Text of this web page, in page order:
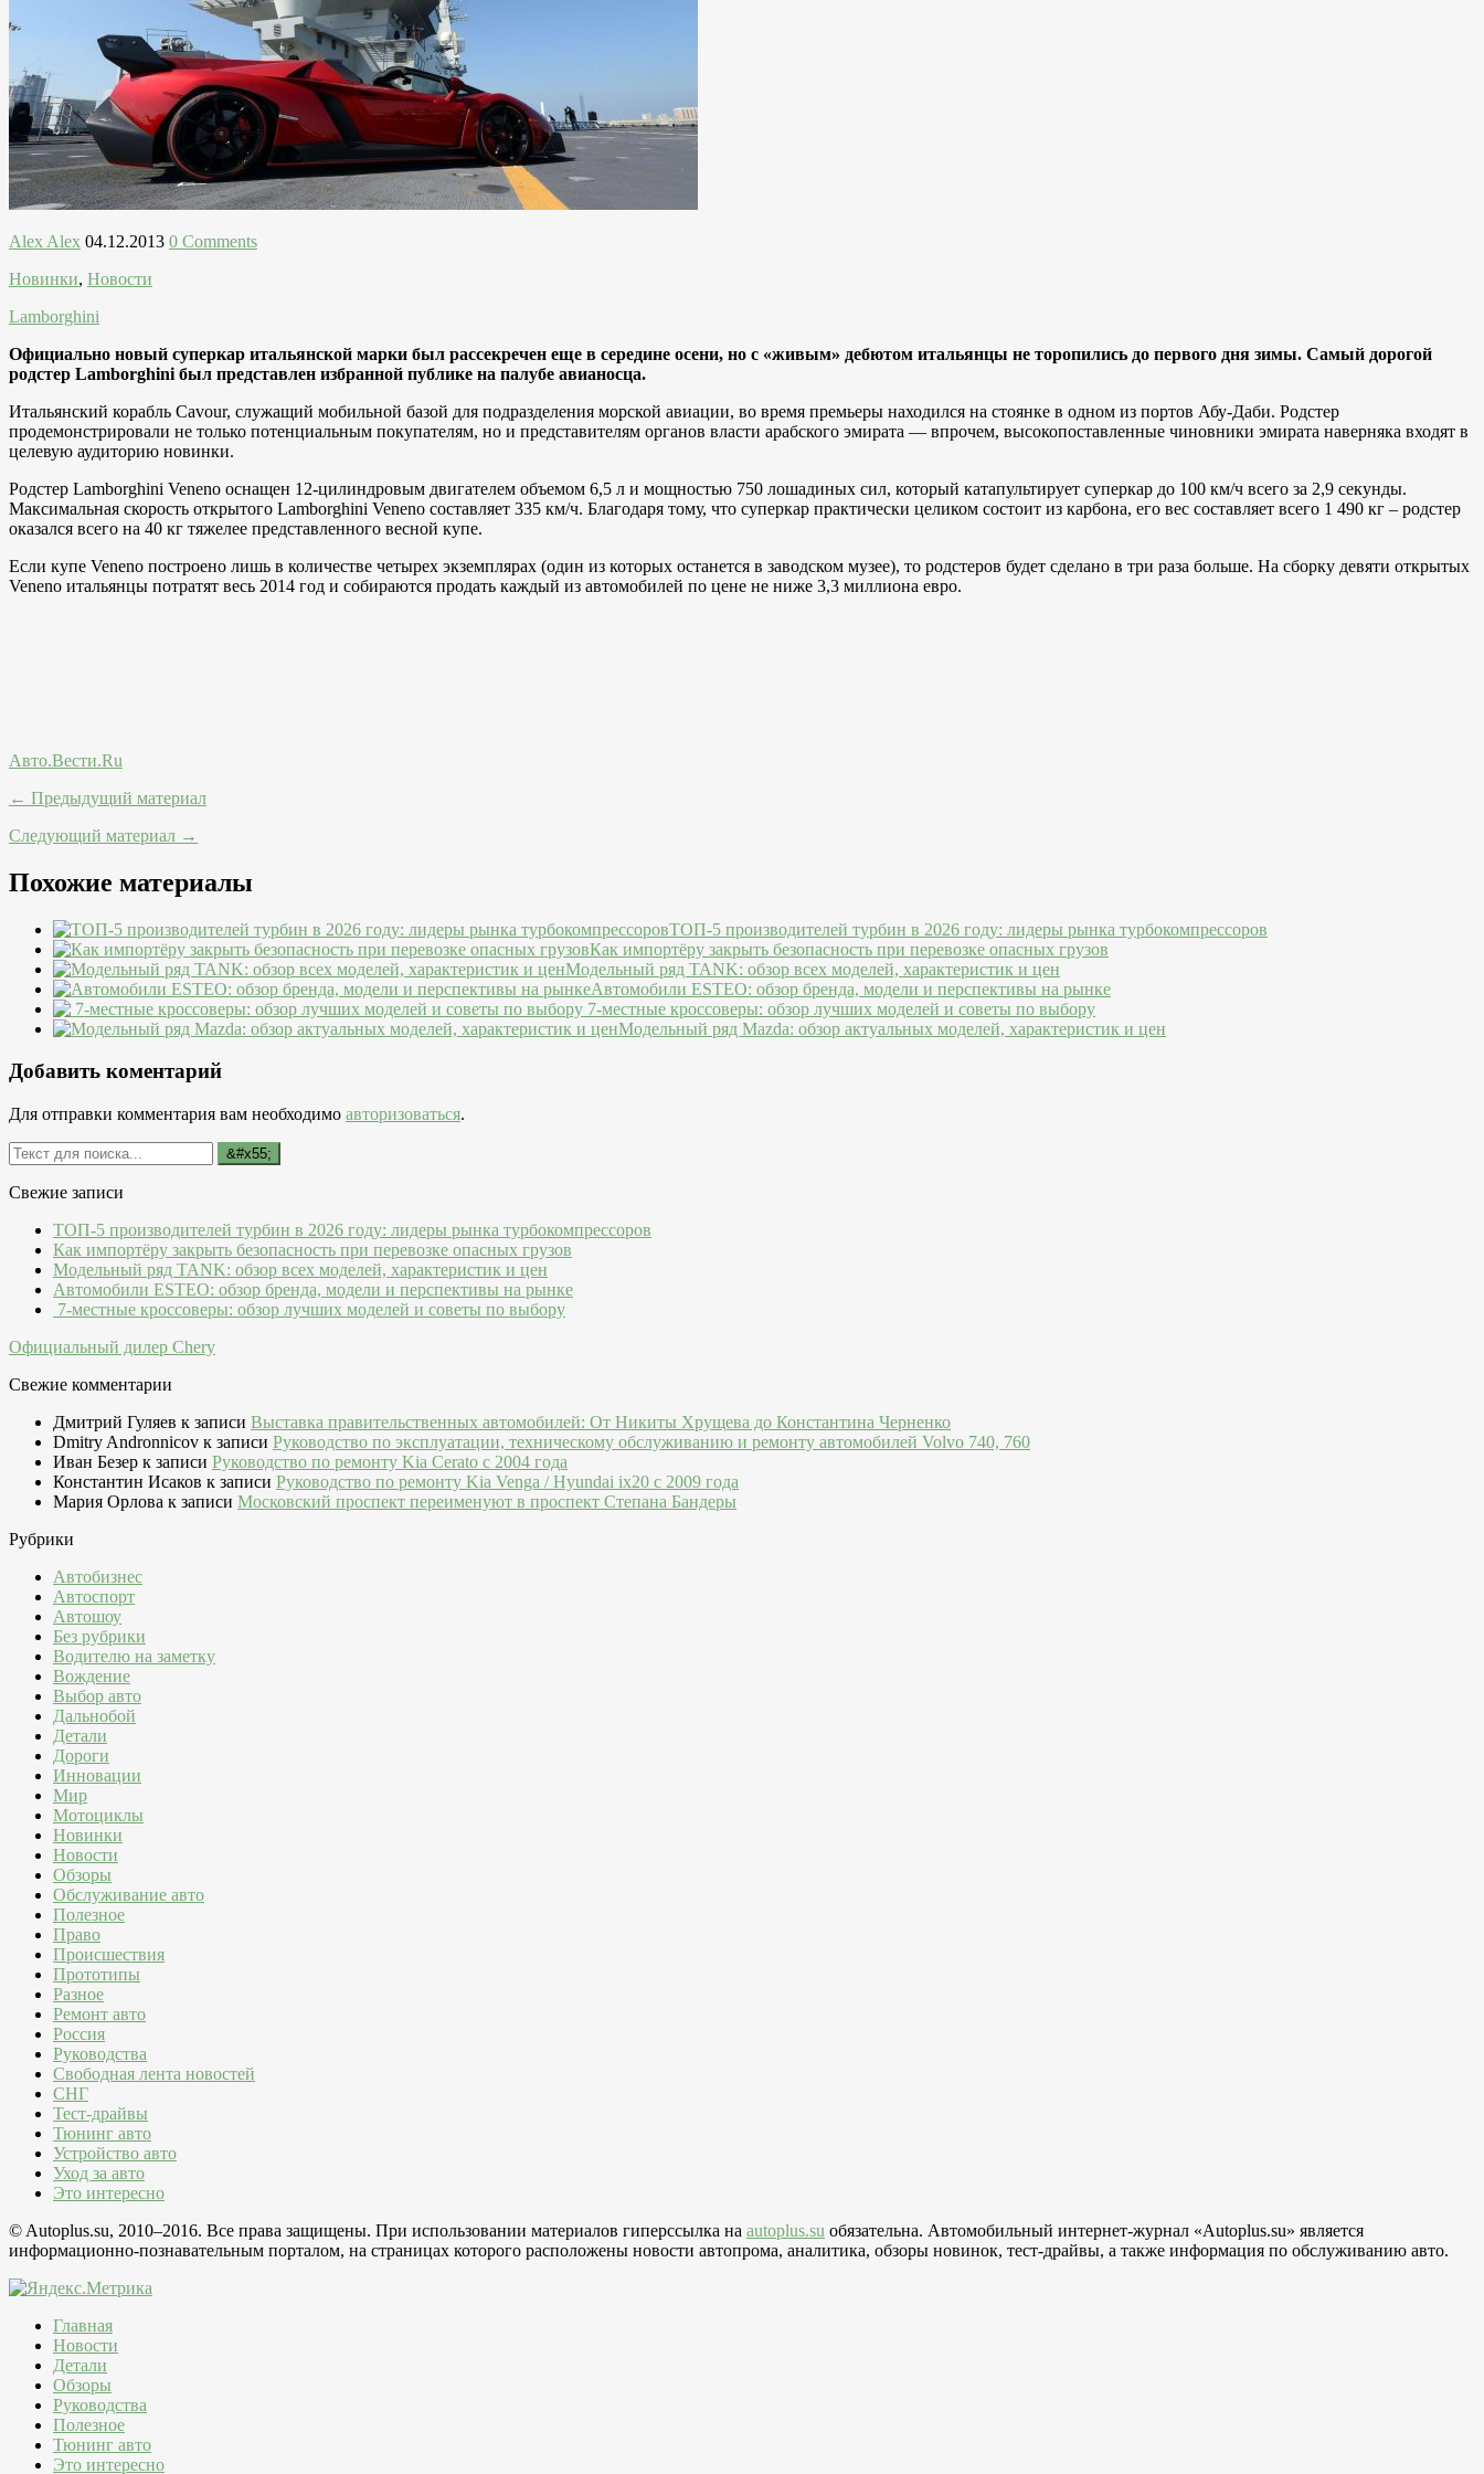
Alex Alex 04.12.2013 0 Comments
Новинки, Новости
Lamborghini
Официально новый суперкар итальянской марки был рассекречен еще в середине осени, но с «живым» дебютом итальянцы не торопились до первого дня зимы. Самый дорогой
родстер Lamborghini был представлен избранной публике на палубе авианосца.
Итальянский корабль Cavour, служащий мобильной базой для подразделения морской авиации, во время премьеры находился на стоянке в одном из портов Абу-Даби. Родстер
продемонстрировали не только потенциальным покупателям, но и представителям органов власти арабского эмирата — впрочем, высокопоставленные чиновники эмирата наверняка входят в
целевую аудиторию новинки.
Родстер Lamborghini Veneno оснащен 12-цилиндровым двигателем объемом 6,5 л и мощностью 750 лошадиных сил, который катапультирует суперкар до 100 км/ч всего за 2,9 секунды.
Максимальная скорость открытого Lamborghini Veneno составляет 335 км/ч. Благодаря тому, что суперкар практически целиком состоит из карбона, его вес составляет всего 1 490 кг – родстер
оказался всего на 40 кг тяжелее представленного весной купе.
Если купе Veneno построено лишь в количестве четырех экземплярах (один из которых останется в заводском музее), то родстеров будет сделано в три раза больше. На сборку девяти открытых
Veneno итальянцы потратят весь 2014 год и собираются продать каждый из автомобилей по цене не ниже 3,3 миллиона евро.
Авто.Вести.Ru
← Предыдущий материал
Следующий материал →
Похожие материалы
ТОП-5 производителей турбин в 2026 году: лидеры рынка турбокомпрессоров
Как импортёру закрыть безопасность при перевозке опасных грузов
Модельный ряд TANK: обзор всех моделей, характеристик и цен
Автомобили ESTEO: обзор бренда, модели и перспективы на рынке
7-местные кроссоверы: обзор лучших моделей и советы по выбору
Модельный ряд Mazda: обзор актуальных моделей, характеристик и цен
Добавить коментарий
Для отправки комментария вам необходимо авторизоваться.
Свежие записи
ТОП-5 производителей турбин в 2026 году: лидеры рынка турбокомпрессоров
Как импортёру закрыть безопасность при перевозке опасных грузов
Модельный ряд TANK: обзор всех моделей, характеристик и цен
Автомобили ESTEO: обзор бренда, модели и перспективы на рынке
7-местные кроссоверы: обзор лучших моделей и советы по выбору
Официальный дилер Chery
Свежие комментарии
Дмитрий Гуляев к записи Выставка правительственных автомобилей: От Никиты Хрущева до Константина Черненко
Dmitry Andronnicov к записи Руководство по эксплуатации, техническому обслуживанию и ремонту автомобилей Volvo 740, 760
Иван Безер к записи Руководство по ремонту Kia Cerato c 2004 года
Константин Исаков к записи Руководство по ремонту Kia Venga / Hyundai ix20 c 2009 года
Мария Орлова к записи Московский проспект переименуют в проспект Степана Бандеры
Рубрики
Автобизнес
Автоспорт
Автошоу
Без рубрики
Водителю на заметку
Вождение
Выбор авто
Дальнобой
Детали
Дороги
Инновации
Мир
Мотоциклы
Новинки
Новости
Обзоры
Обслуживание авто
Полезное
Право
Происшествия
Прототипы
Разное
Ремонт авто
Россия
Руководства
Свободная лента новостей
СНГ
Тест-драйвы
Тюнинг авто
Устройство авто
Уход за авто
Это интересно
© Autoplus.su, 2010–2016. Все права защищены. При использовании материалов гиперссылка на autoplus.su обязательна. Автомобильный интернет-журнал «Autoplus.su» является
информационно-познавательным порталом, на страницах которого расположены новости автопрома, аналитика, обзоры новинок, тест-драйвы, а также информация по обслуживанию авто.
Главная
Новости
Детали
Обзоры
Руководства
Полезное
Тюнинг авто
Это интересно